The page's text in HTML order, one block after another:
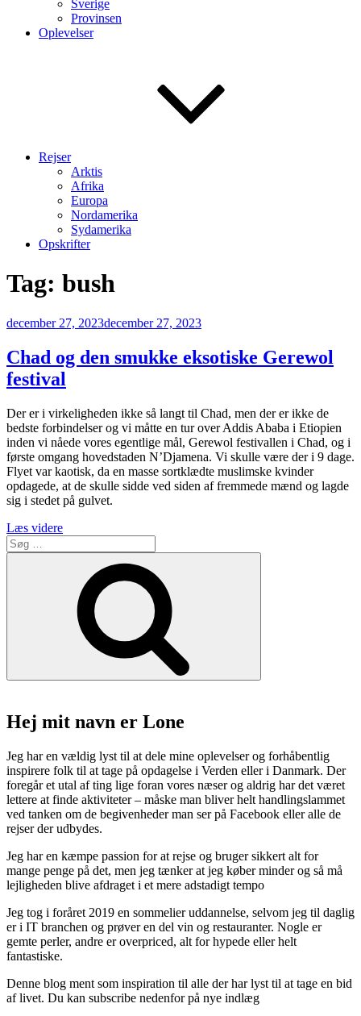
Sverige
Provinsen
Oplevelser
Rejser
Arktis
Afrika
Europa
Nordamerika
Sydamerika
Opskrifter
Tag: bush
Udgivet
december 27, 2023december 27, 2023
Chad og den smukke eksotiske Gerewol
festival
Der er i virkeligheden ikke så langt til Chad, men der er ikke de
bedste forbindelser og vi måtte en tur over Addis Ababa i Etiopien
inden vi nåede vores egentlige mål, Gerewol festivallen i Chad, og i
første omgang hovedstaden N’Djamena. Vi skulle være der i 9 dage.
Flyet var kaotisk, da en masse sortklædte muslimske kvinder
opdagede, at de skulle sidde ved siden af fremmede mænd og lagde
sig i stedet på gulvet.
Læs videre“Chad
den
smukke
eksotiske
Gerewol
festival”
Søg
efter:
Hej mit navn er Lone
Jeg har en vældig lyst til at dele mine oplevelser og forhåbentlig
inspirere folk til at tage på opdagelse i Verden eller i Danmark. Der
foregår et utal af ting lige foran vores næser og aldrig har det været
lettere at finde aktiviteter – måske man bliver helt handlingslammet
ved tanken om de begivenheder man ser på Facebook eller alle de
rejser der udbydes.
Jeg har en kæmpe passion for at rejse og bruger sikkert alt for
mange penge på det, men jeg tænker at jeg køber minder og så må
lejligheden blive afdraget i et mere adstadigt tempo
Jeg tog i foråret 2019 en sommelier uddannelse, selvom jeg til daglig
er i IT branchen og prøver en del vin og restauranter. Nogle er
gemte perler, andre er overpriced, alt for hypede eller helt
fantastiske.
Denne blog ment som inspiration til alle der har lyst til at tage en bid
af livet. Du kan subscribe nedenfor på nye indlæg